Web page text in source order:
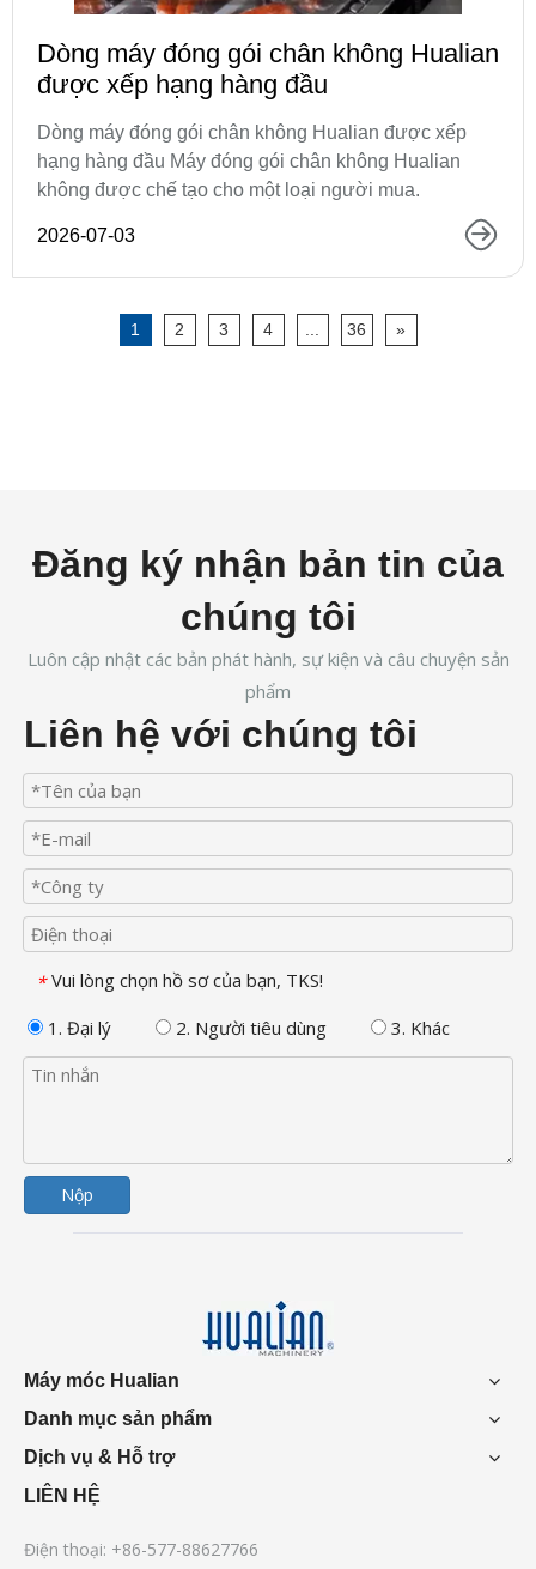
Dòng máy đóng gói chân không Hualian
được xếp hạng hàng đầu
Dòng máy đóng gói chân không Hualian được xếp
hạng hàng đầu Máy đóng gói chân không Hualian
không được chế tạo cho một loại người mua.
2026-07-03
1 2 3 4 36 »
Đăng ký nhận bản tin của
chúng tôi
Luôn cập nhật các bản phát hành, sự kiện và câu chuyện sản
phẩm
Liên hệ với chúng tôi
* Vui lòng chọn hồ sơ của bạn, TKS!
1. Đại lý
2. Người tiêu dùng 3. Khác
Nộp
Máy móc Hualian
Danh mục sản phẩm
Dịch vụ & Hỗ trợ
LIÊN HỆ
Điện thoại: +86-577-88627766